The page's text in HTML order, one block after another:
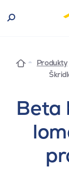
Produkty
Beta